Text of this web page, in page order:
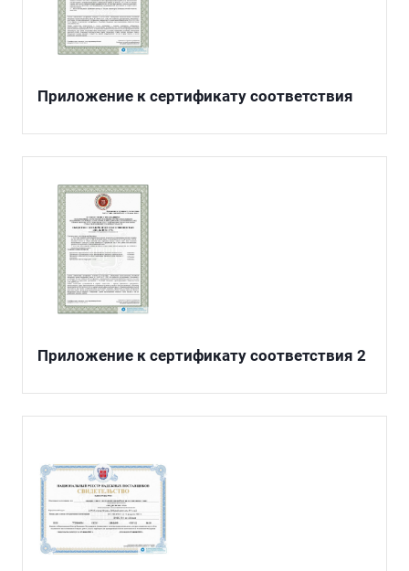
Приложение к сертификату соответствия
Приложение к сертификату соответствия 2